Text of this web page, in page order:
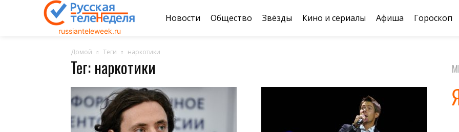
russianteleweek.ru
Новости Общество Звёзды Кино и сериалы Афиша Гороскоп
Домой Теги наркотики
Тег: наркотики